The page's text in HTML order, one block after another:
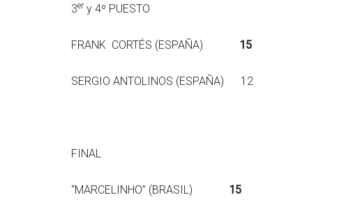
3er y 4º PUESTO
FRANK CORTÉS (ESPAÑA) 15
SERGIO ANTOLINOS (ESPAÑA) 12
FINAL
“MARCELINHO” (BRASIL) 15